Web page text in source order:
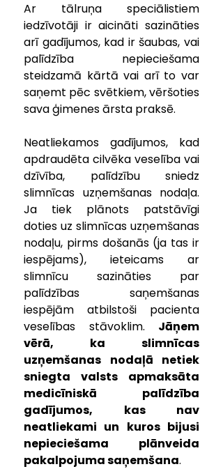
Ar tālruņa speciālistiem
iedzīvotāji ir aicināti sazināties
arī gadījumos, kad ir šaubas, vai
palīdzība nepieciešama
steidzamā kārtā vai arī to var
saņemt pēc svētkiem, vēršoties
sava ģimenes ārsta praksē.
Neatliekamos gadījumos, kad
apdraudēta cilvēka veselība vai
dzīvība, palīdzību sniedz
slimnīcas uzņemšanas nodaļa.
Ja tiek plānots patstāvīgi
doties uz slimnīcas uzņemšanas
nodaļu, pirms došanās (ja tas ir
iespējams), ieteicams ar
slimnīcu sazināties par
palīdzības saņemšanas
iespējām atbilstoši pacienta
veselības stāvoklim. Jāņem
vērā, ka slimnīcas
uzņemšanas nodaļā netiek
sniegta valsts apmaksāta
medicīniskā palīdzība
gadījumos, kas nav
neatliekami un kuros bijusi
nepieciešama plānveida
pakalpojuma saņemšana.